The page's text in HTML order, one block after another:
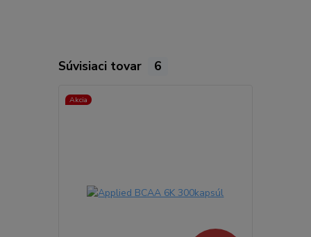
Súvisiaci tovar 6
Akcia